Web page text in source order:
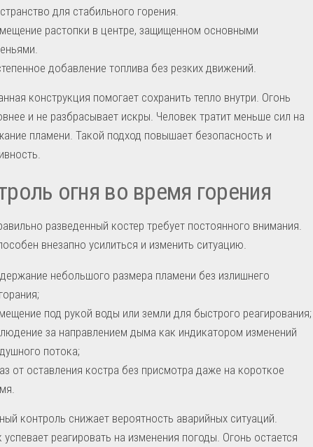
для стабильного горения.
растопки в центре, защищенном основными
добавление топлива без резких движений.
конструкция помогает сохранить тепло внутри. Огонь
и не разбрасывает искры. Человек тратит меньше сил на
пламени. Такой подход повышает безопасность и
огня во время горения
разведенный костер требует постоянного внимания.
внезапно усилиться и изменить ситуацию.
небольшого размера пламени без излишнего
под рукой воды или земли для быстрого реагирования;
за направлением дыма как индикатором изменений
потока;
от оставления костра без присмотра даже на короткое
контроль снижает вероятность аварийных ситуаций.
успевает реагировать на изменения погоды. Огонь остается